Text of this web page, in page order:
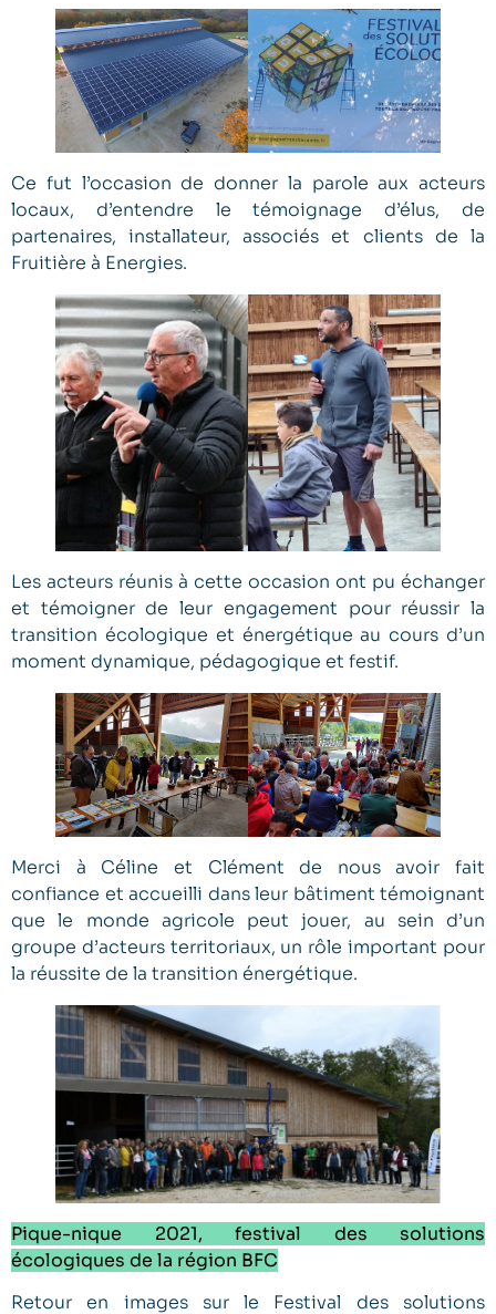
Ce fut l’occasion de donner la parole aux acteurs
locaux, d’entendre le témoignage d’élus, de
partenaires, installateur, associés et clients de la
Fruitière à Energies.
Les acteurs réunis à cette occasion ont pu échanger
et témoigner de leur engagement pour réussir la
transition écologique et énergétique au cours d’un
moment dynamique, pédagogique et festif.
Merci à Céline et Clément de nous avoir fait
confiance et accueilli dans leur bâtiment témoignant
que le monde agricole peut jouer, au sein d’un
groupe d’acteurs territoriaux, un rôle important pour
la réussite de la transition énergétique.
Pique-nique 2021, festival des solutions
écologiques de la région BFC
Retour en images sur le Festival des solutions